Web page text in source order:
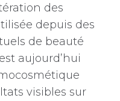
des
depuis des
de beauté
aujourd’hui
visibles sur